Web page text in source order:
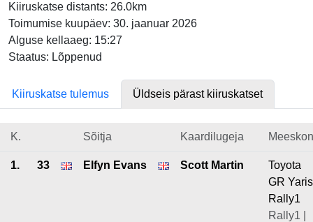
Kiiruskatse distants: 26.0km
Toimumise kuupäev: 30. jaanuar 2026
Alguse kellaaeg: 15:27
Staatus: Lõppenud
Kiiruskatse tulemus Üldseis pärast kiiruskatset
K. Sõitja Kaardilugeja
1. 33 Elfyn Evans Scott Martin
Toyota
GR Yaris
Rally1
Rally1 |